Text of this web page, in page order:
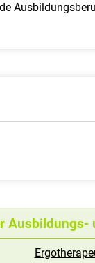
Ausbildungs-